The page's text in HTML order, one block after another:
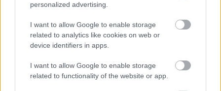
personalized advertising.
I want to allow Google to enable storage
related to analytics like cookies on web or
device identifiers in apps.
I want to allow Google to enable storage
related to functionality of the website or app.
Την τελευταία δεκαετία (Ιανουάριος 2015 -
Ιανουάριος 2025) η υψηλότερη αύξηση των
βασικών αποδοχών σημειώθηκε στη Ρουμανία
(+14,1%) και ακολούθησε η Λιθουανία (+13,2%), η